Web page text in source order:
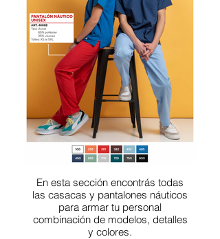
En esta sección encontrás todas
las casacas y pantalones náuticos
para armar tu personal
combinación de modelos, detalles
y colores.